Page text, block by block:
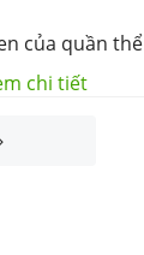
của quần thể
chi tiết